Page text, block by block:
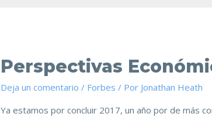
Perspectivas
Deja un comentario / Forbes / Por Jonathan Heath
Ya estamos por concluir 2017, un año por de más